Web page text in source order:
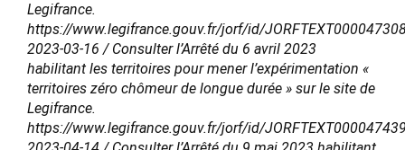
Legifrance.
https://www.legifrance.gouv.fr/jorf/id/
2023-03-16 / Consulter l’Arrêté du 6 avril 2023
habilitant les territoires pour mener l’expérimentation «
territoires zéro chômeur de longue durée » sur le site de
Legifrance.
https://www.legifrance.gouv.fr/jorf/id/